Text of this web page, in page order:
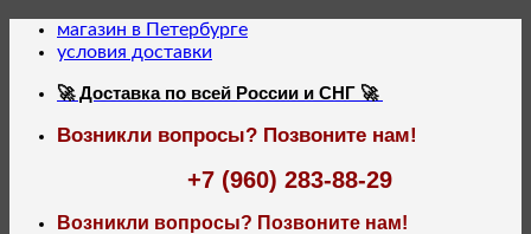
Skip
магазин в Петербурге
условия доставки
🚀 Доставка по всей России и СНГ 🚀
Возникли вопросы? Позвоните нам!
+7 (960) 283-88-29
Возникли вопросы? Позвоните нам!